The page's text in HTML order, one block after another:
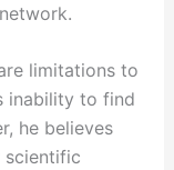
limitations to
inability to find
he believes